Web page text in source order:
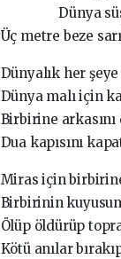
Dünya
Üç metre beze
Dünyalık her
Dünya malı için
Birbirine arkasını
Dua kapısını
Miras için
Birbirinin
Ölüp öldürüp
Kötü anılar